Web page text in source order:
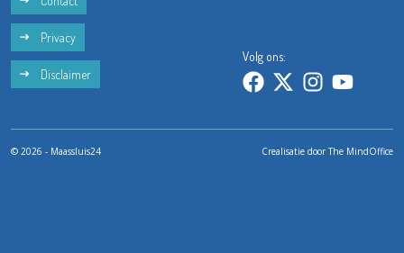
Privacy
Disclaimer
Volg ons:
© 2026 - Maassluis24 Crealisatie doorThe MindOffice